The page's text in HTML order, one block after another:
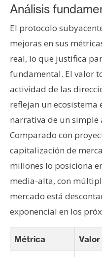
Análisis
El protocolo
mejoras en sus
real, lo que justifica
fundamental. El valor
actividad de las
reflejan un ecosistema
narrativa de un simple
Comparado con
capitalización de
millones lo posiciona
media-alta, con
mercado está
exponencial en los
Métrica Valor